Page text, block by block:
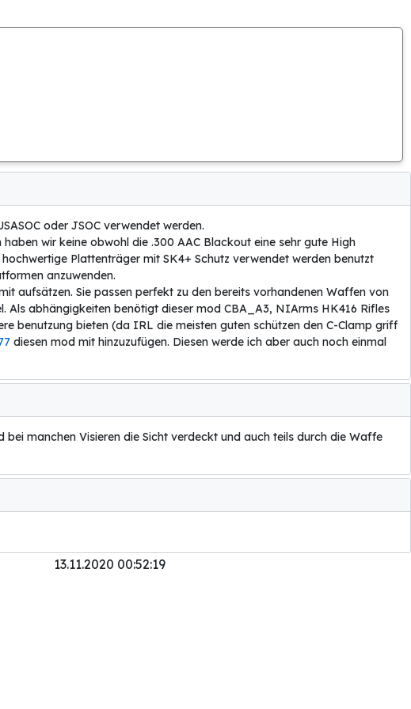
oder JSOC verwendet werden.
wir keine obwohl die .300 AAC Blackout eine sehr gute High
Plattenträger mit SK4+ Schutz verwendet werden benutzt
anzuwenden.
aufsätzen. Sie passen perfekt zu den bereits vorhandenen Waffen von
Als abhängigkeiten benötigt dieser mod CBA_A3, NIArms HK416 Rifles
benutzung bieten (da IRL die meisten guten schützen den C-Clamp griff
diesen mod mit hinzuzufügen. Diesen werde ich aber auch noch einmal
manchen Visieren die Sicht verdeckt und auch teils durch die Waffe
13.11.2020 00:52:19